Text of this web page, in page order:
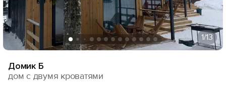
1/13
Домик Б
дом с двумя кроватями